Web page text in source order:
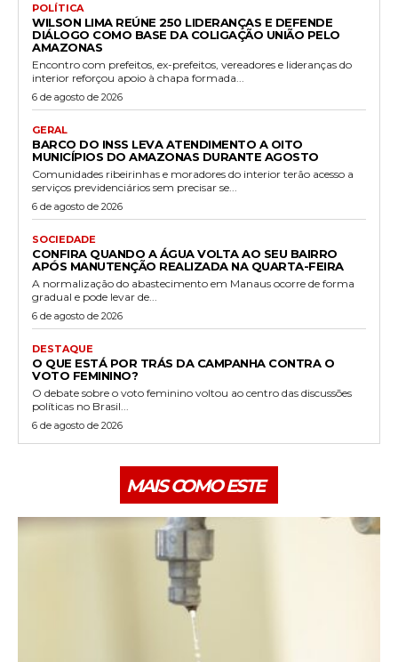
POLÍTICA
WILSON LIMA REÚNE 250 LIDERANÇAS E DEFENDE
DIÁLOGO COMO BASE DA COLIGAÇÃO UNIÃO PELO
AMAZONAS
Encontro com prefeitos, ex-prefeitos, vereadores e lideranças do
interior reforçou apoio à chapa formada...
6 de agosto de 2026
GERAL
BARCO DO INSS LEVA ATENDIMENTO A OITO
MUNICÍPIOS DO AMAZONAS DURANTE AGOSTO
Comunidades ribeirinhas e moradores do interior terão acesso a
serviços previdenciários sem precisar se...
6 de agosto de 2026
SOCIEDADE
CONFIRA QUANDO A ÁGUA VOLTA AO SEU BAIRRO
APÓS MANUTENÇÃO REALIZADA NA QUARTA-FEIRA
A normalização do abastecimento em Manaus ocorre de forma
gradual e pode levar de...
6 de agosto de 2026
DESTAQUE
O QUE ESTÁ POR TRÁS DA CAMPANHA CONTRA O
VOTO FEMININO?
O debate sobre o voto feminino voltou ao centro das discussões
políticas no Brasil...
6 de agosto de 2026
MAIS COMO ESTE